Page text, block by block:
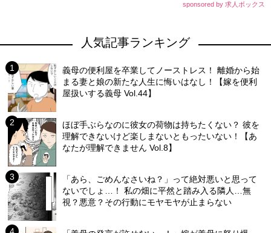
sponsored by 求人ボックス
人気記事ランキング
義母の便利屋を卒業してノーストレス！ 離婚から始
まる妻と娘の新たな人生に悔いはなし！【嫁を便利
屋扱いする義母 Vol.44】
ほぼ手ぶらなのに彼女の荷物は持ちたくない？ 彼を
理解できないけど楽しまないともったいない！【あ
なたが理解できません Vol.8】
「あら、ごめんなさいね？」って絶対悪いと思って
ないでしょ…！ 私の畑に平然と踏み入る隣人…無
視？悪意？その行動にモヤモヤが止まらない